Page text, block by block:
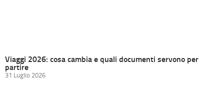
Viaggi 2026: cosa cambia e quali documenti servono per
partire
31 Luglio 2026